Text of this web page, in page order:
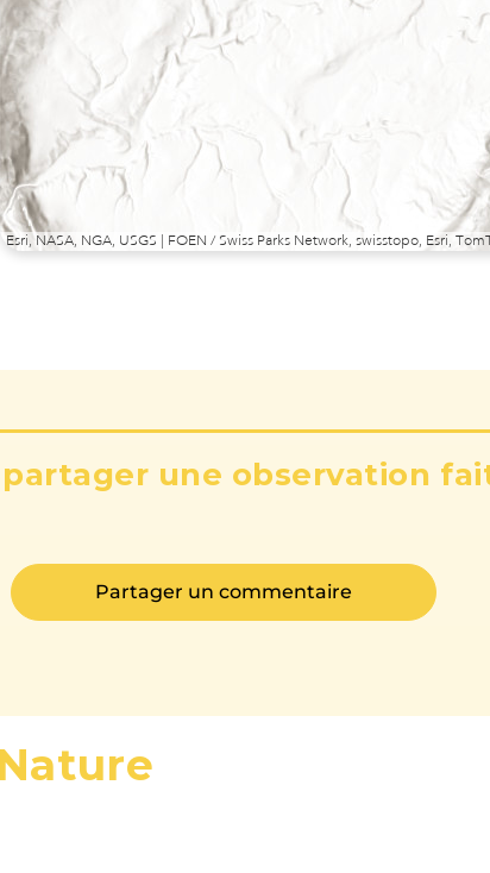
Esri, NASA, NGA, USGS | FOEN / Swiss Parks Network, swisstopo, Esri,
une observation
Partager un commentaire